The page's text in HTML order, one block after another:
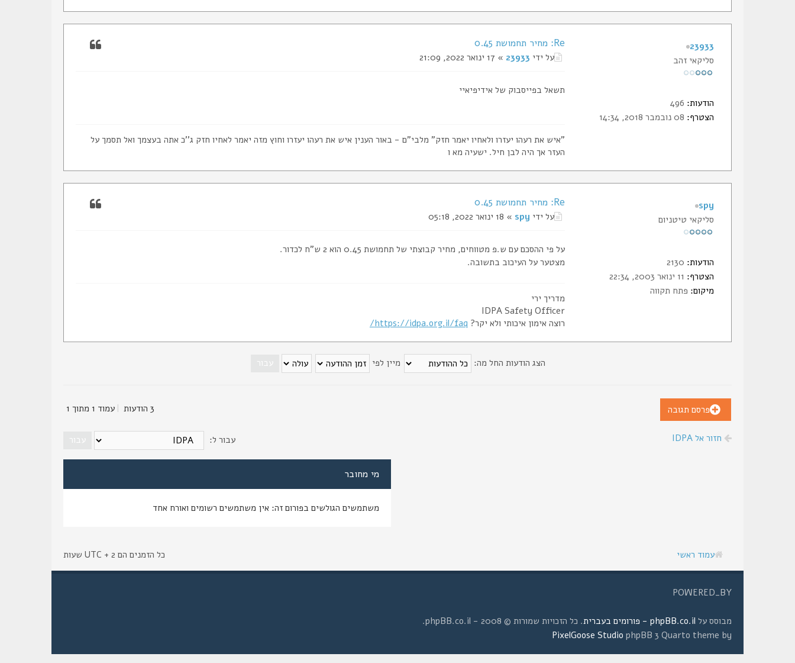
Re: מחיר תחמושת 0.45
על ידי 23933 » 17 ינואר 2022, 21:09
תשאל בפייסבוק של אידיפיאיי
"איש את רעהו יעזרו ולאחיו יאמר חזק" מלבי"ם - באור הענין איש את רעהו יעזרו וחוץ מזה יאמר לאחיו חזק ג''כ אתה בעצמך ואל תסמך על
העזר אך היה לבן חיל. ישעיה מא ו
23933
סליקאי זהב
הודעות:
הצטרף:
Re: מחיר תחמושת 0.45
על ידי spy » 18 ינואר 2022, 05:18
על פי ההסכם עם ש.פ מטווחים, מחיר קבוצתי של תחמושת 0.45 הוא 2 ש"ח לכדור.
מצטער על העיכוב בתשובה.
מדריך ירי
IDPA Safety Officer
רוצה אימון איכותי ולא יקר? https://idpa.org.il/faq/
spy
סליקאי טיטניום
הודעות:
הצטרף:
מיקום: פתח תקווה
הצג הודעות החל מה: מיין לפי
פרסם תגובה 3 הודעות עמוד 1 מתוך 1
חזור אל IDPA עבור ל:
מי מחובר
משתמשים הגולשים בפורום זה: אין משתמשים רשומים ואורח אחד
עמוד ראשי כל הזמנים הם UTC + 2 שעות
POWERED_BY
מבוסס על phpBB.co.il - פורומים בעברית
. כל הזכויות שמורות © 2008 - phpBB.co.il.
phpBB 3 Quarto theme by
PixelGoose Studio